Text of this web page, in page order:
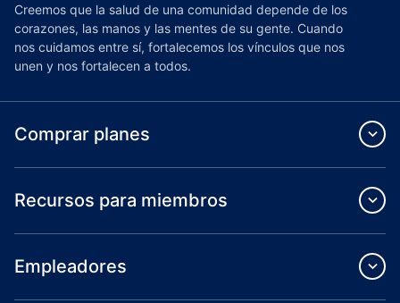
Creemos que la salud de una comunidad depende de los
corazones, las manos y las mentes de su gente. Cuando
nos cuidamos entre sí, fortalecemos los vínculos que nos
unen y nos fortalecen a todos.
Comprar planes
Recursos para miembros
Empleadores